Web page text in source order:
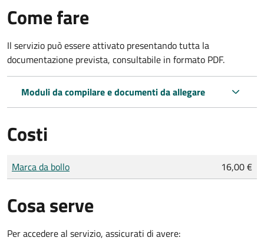
Come fare
Il servizio può essere attivato presentando tutta la
documentazione prevista, consultabile in formato PDF.
Moduli da compilare e documenti da allegare
Costi
Tipo di pagamento
Importo
Marca da bollo 16,00 €
Cosa serve
Per accedere al servizio, assicurati di avere: